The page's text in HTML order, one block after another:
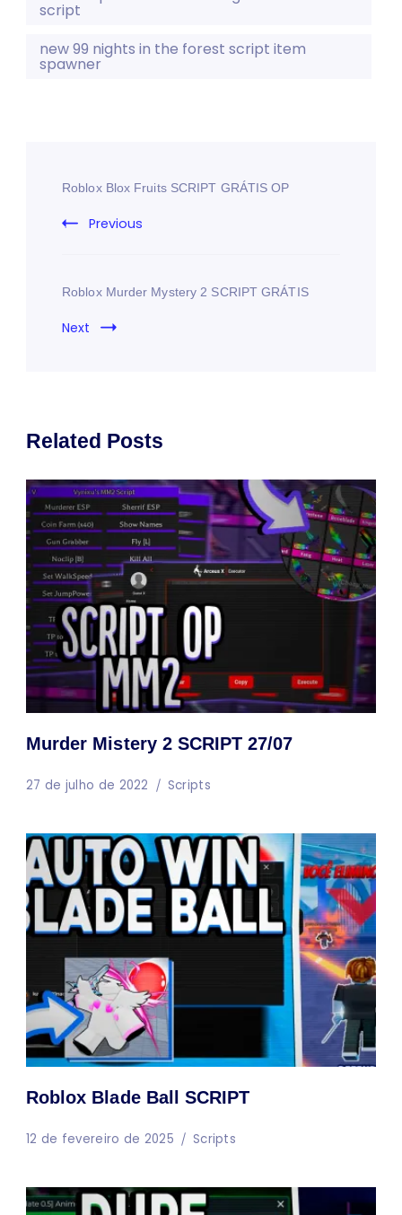
script
new 99 nights in the forest script item
spawner
Roblox Blox Fruits SCRIPT GRÁTIS OP
Previous
Roblox Murder Mystery 2 SCRIPT GRÁTIS
Next
Related Posts
Murder Mistery 2 SCRIPT 27/07
27 de julho de 2022 Scripts
Roblox Blade Ball SCRIPT
12 de fevereiro de 2025 Scripts